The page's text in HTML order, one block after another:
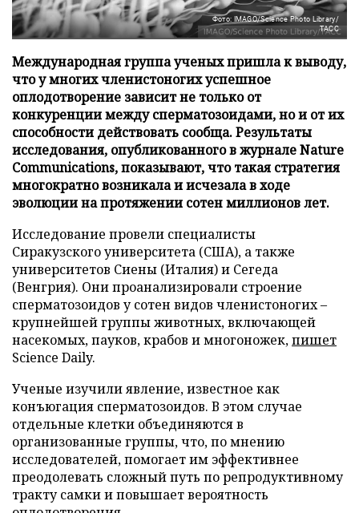
Фото: IMAGO/Science Photo Library/
ТАСС
Международная группа ученых пришла к выводу,
что у многих членистоногих успешное
оплодотворение зависит не только от
конкуренции между сперматозоидами, но и от их
способности действовать сообща. Результаты
исследования, опубликованного в журнале Nature
Communications, показывают, что такая стратегия
многократно возникала и исчезала в ходе
эволюции на протяжении сотен миллионов лет.
Исследование провели специалисты
Сиракузского университета (США), а также
университетов Сиены (Италия) и Сегеда
(Венгрия). Они проанализировали строение
сперматозоидов у сотен видов членистоногих –
крупнейшей группы животных, включающей
насекомых, пауков, крабов и многоножек,пишет
Science Daily.
Ученые изучили явление, известное как
конъюгация сперматозоидов. В этом случае
отдельные клетки объединяются в
организованные группы, что, по мнению
исследователей, помогает им эффективнее
преодолевать сложный путь по репродуктивному
тракту самки и повышает вероятность